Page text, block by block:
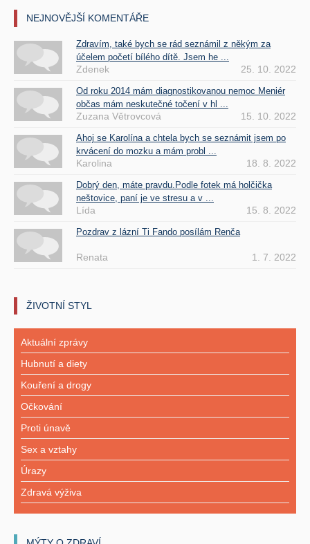
NEJNOVĚJŠÍ KOMENTÁŘE
Zdravím, také bych se rád seznámil z někým za
účelem početí bílého dítě. Jsem he ...
Zdenek 25. 10. 2022
Od roku 2014 mám diagnostikovanou nemoc Meniér
občas mám neskutečné točení v hl ...
Zuzana Větrovcová 15. 10. 2022
Ahoj se Karolína a chtela bych se seznámit jsem po
krvácení do mozku a mám probl ...
Karolina 18. 8. 2022
Dobrý den, máte pravdu.Podle fotek má holčička
neštovice, paní je ve stresu a v ...
Lída 15. 8. 2022
Pozdrav z lázní Ti Fando posílám Renča
Renata 1. 7. 2022
ŽIVOTNÍ STYL
Aktuální zprávy
Hubnutí a diety
Kouření a drogy
Očkování
Proti únavě
Sex a vztahy
Úrazy
Zdravá výživa